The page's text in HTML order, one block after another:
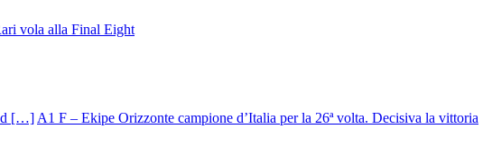
vola alla Final Eight
A1 F – Ekipe Orizzonte campione d’Italia per la 26ª volta. Decisiva la vittoria